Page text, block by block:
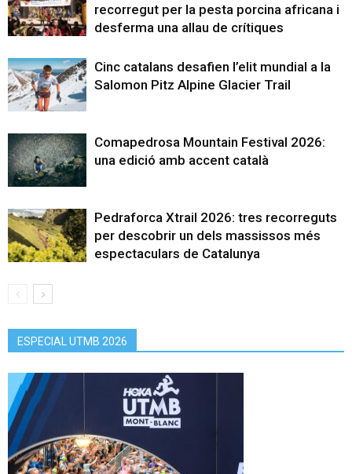
recorregut per la pesta porcina africana i
desferma una allau de crítiques
Cinc catalans desafien l’elit mundial a la
Salomon Pitz Alpine Glacier Trail
Comapedrosa Mountain Festival 2026:
una edició amb accent català
Pedraforca Xtrail 2026: tres recorreguts
per descobrir un dels massissos més
espectaculars de Catalunya
ESPECIAL UTMB 2026